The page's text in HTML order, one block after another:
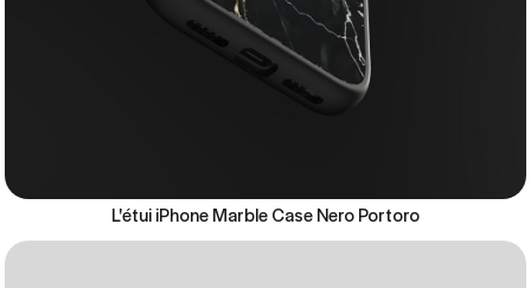
L'étui iPhone Marble Case Nero Portoro